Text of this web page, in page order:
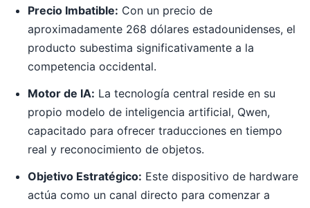
Precio Imbatible: Con un precio de
aproximadamente 268 dólares estadounidenses, el
producto subestima significativamente a la
competencia occidental.
Motor de IA: La tecnología central reside en su
propio modelo de inteligencia artificial, Qwen,
capacitado para ofrecer traducciones en tiempo
real y reconocimiento de objetos.
Objetivo Estratégico: Este dispositivo de hardware
actúa como un canal directo para comenzar a